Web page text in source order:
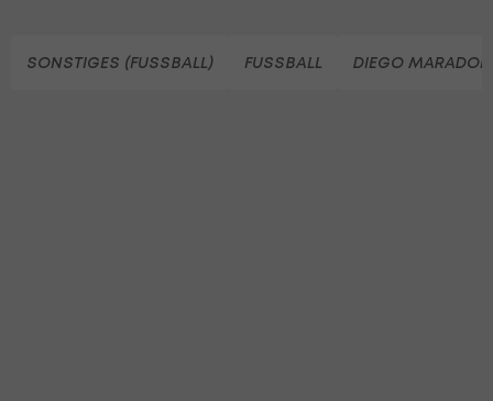
SONSTIGES (FUSSBALL) FUSSBALL DIEGO